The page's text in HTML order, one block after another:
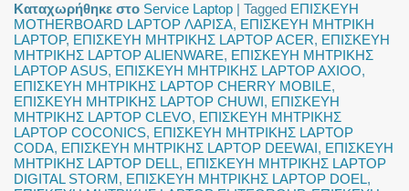
Καταχωρήθηκε στο Service Laptop |Tagged ΕΠΙΣΚΕΥΗ
MOTHERBOARD LAPTOP ΛΑΡΙΣΑ, ΕΠΙΣΚΕΥΗ ΜΗΤΡΙΚΗ
LAPTOP, ΕΠΙΣΚΕΥΗ ΜΗΤΡΙΚΗΣ LAPTOP ACER, ΕΠΙΣΚΕΥΗ
ΜΗΤΡΙΚΗΣ LAPTOP ALIENWARE, ΕΠΙΣΚΕΥΗ ΜΗΤΡΙΚΗΣ
LAPTOP ASUS, ΕΠΙΣΚΕΥΗ ΜΗΤΡΙΚΗΣ LAPTOP AXIOO,
ΕΠΙΣΚΕΥΗ ΜΗΤΡΙΚΗΣ LAPTOP CHERRY MOBILE,
ΕΠΙΣΚΕΥΗ ΜΗΤΡΙΚΗΣ LAPTOP CHUWI, ΕΠΙΣΚΕΥΗ
ΜΗΤΡΙΚΗΣ LAPTOP CLEVO, ΕΠΙΣΚΕΥΗ ΜΗΤΡΙΚΗΣ
LAPTOP COCONICS, ΕΠΙΣΚΕΥΗ ΜΗΤΡΙΚΗΣ LAPTOP
CODA, ΕΠΙΣΚΕΥΗ ΜΗΤΡΙΚΗΣ LAPTOP DEEWAI, ΕΠΙΣΚΕΥΗ
ΜΗΤΡΙΚΗΣ LAPTOP DELL, ΕΠΙΣΚΕΥΗ ΜΗΤΡΙΚΗΣ LAPTOP
DIGITAL STORM, ΕΠΙΣΚΕΥΗ ΜΗΤΡΙΚΗΣ LAPTOP DOEL,